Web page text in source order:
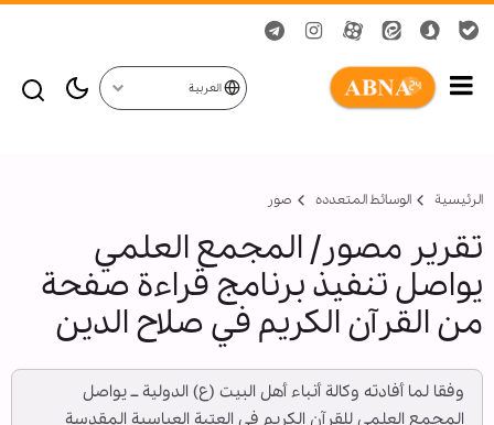
العربية
الرئيسية الوسائط المتعدده صور
تقرير مصور/ المجمع العلمي
يواصل تنفيذ برنامج قراءة صفحة
من القرآن الكريم في صلاح الدين
وفقا لما أفادته وكالة أنباء أهل البيت (ع) الدولية ــ يواصل
المجمع العلمي للقرآن الكريم في العتبة العباسية المقدسة